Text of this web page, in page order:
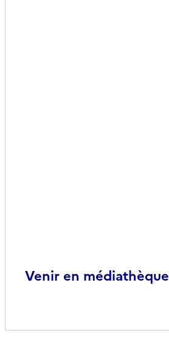
Venir en médiathèque